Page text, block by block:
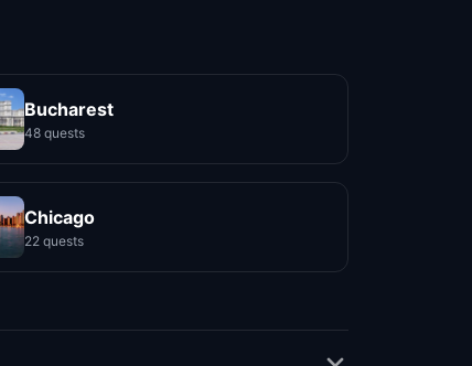
Bucharest
48 quests
Chicago
22 quests